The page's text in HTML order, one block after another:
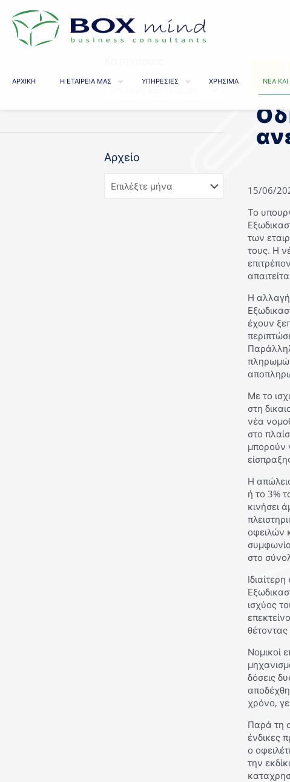
ΑΡΧΙΚΗ Η ΕΤΑΙΡΕΙΑ ΜΑΣ ΥΠΗΡΕΣΙΕΣ ΧΡΗΣΙΜΑ ΝΕΑ
15/06/
Το
των
τους. Η
Η αλλαγή
έχουν
Με το
στη
νέα
στο
μπορούν
Η
ή το 3%
κινήσει
οφειλών
στο
ισχύος
θέτοντας
Νομικοί
δόσεις
χρόνο,
Παρά τη
ένδικες
ο
την
Αρχείο